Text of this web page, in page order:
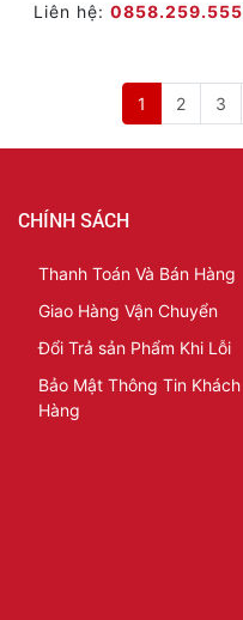
Liên hệ:0858.259.555
1 2 3
CHÍNH SÁCH
Thanh Toán Và Bán Hàng
Giao Hàng Vận Chuyển
Đổi Trả sản Phẩm Khi Lỗi
Bảo Mật Thông Tin Khách
Hàng